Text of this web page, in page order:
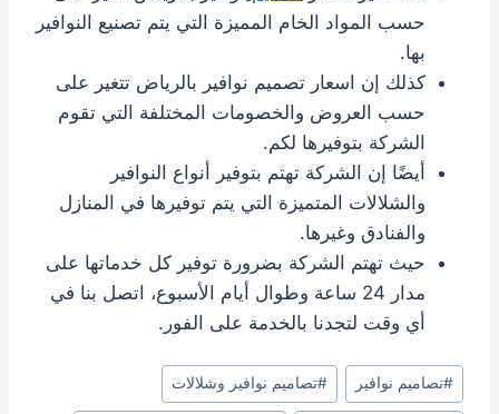
حسب المواد الخام المميزة التي يتم تصنيع النوافير
بها.
كذلك إن اسعار تصميم نوافير بالرياض تتغير على
حسب العروض والخصومات المختلفة التي تقوم
الشركة بتوفيرها لكم.
أيضًا إن الشركة تهتم بتوفير أنواع النوافير
والشلالات المتميزة التي يتم توفيرها في المنازل
والفنادق وغيرها.
حيث تهتم الشركة بضرورة توفير كل خدماتها على
مدار 24 ساعة وطوال أيام الأسبوع، اتصل بنا في
أي وقت لتجدنا بالخدمة على الفور.
وسوم
المقال:
#تصاميم نوافير #تصاميم نوافير وشلالات